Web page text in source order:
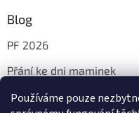
Používáme pouze
Blog
PF 2026
Přání ke dni maminek